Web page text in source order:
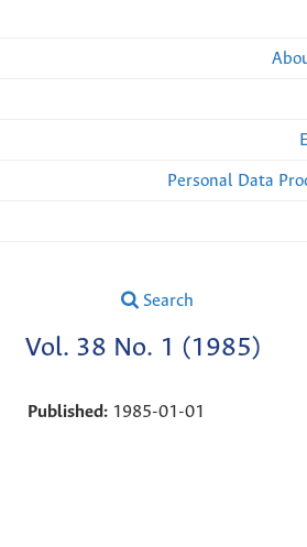
Personal Data
Search
Vol. 38 No. 1 (1985)
Published: 1985-01-01